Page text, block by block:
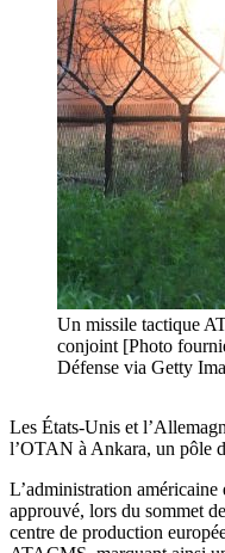
Un missile tactique
conjoint [Photo
Défense via Getty
Les États-Unis et
l’OTAN à Ankara, un pôle
L’administration
approuvé, lors du sommet
centre de production